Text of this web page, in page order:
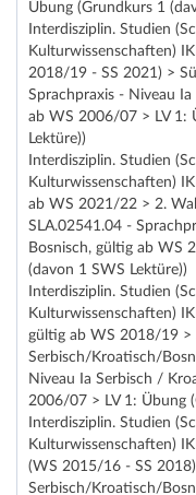
Übung (Grundkurs 1
Interdisziplin. Studien
Kulturwissenschaften)
2018/19 - SS 2021) >
Sprachpraxis - Niveau
ab WS 2006/07 > LV 1:
Lektüre))
Interdisziplin. Studien
Kulturwissenschaften)
ab WS 2021/22 > 2.
SLA.02541.04 -
Bosnisch, gültig ab WS
(davon 1 SWS Lektüre))
Interdisziplin. Studien
Kulturwissenschaften)
gültig ab WS 2018/19 >
Serbisch/Kroatisch/
Niveau Ia Serbisch /
2006/07 > LV 1: Übung
Interdisziplin. Studien
Kulturwissenschaften)
(WS 2015/16 - SS
Serbisch/Kroatisch/